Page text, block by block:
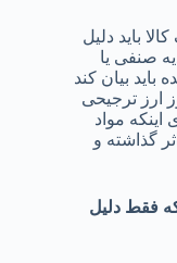
باید دلیل
صنفی یا
بیان کند
ارز ترجیحی
اینکه مواد
گذاشته و
فقط دلیل